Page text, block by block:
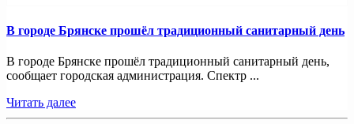
В городе Брянске прошёл традиционный санитарный день
В городе Брянске прошёл традиционный санитарный день,
сообщает городская администрация. Спектр ...
Читать далее